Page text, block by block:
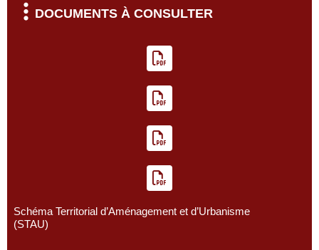
DOCUMENTS À CONSULTER
Schéma Territorial d’Aménagement et d’Urbanisme
(STAU)